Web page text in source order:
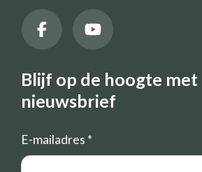
Blijf op de hoogte met
nieuwsbrief
E-mailadres *